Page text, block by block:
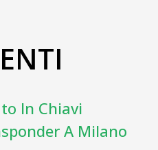
In Chiavi
A Milano